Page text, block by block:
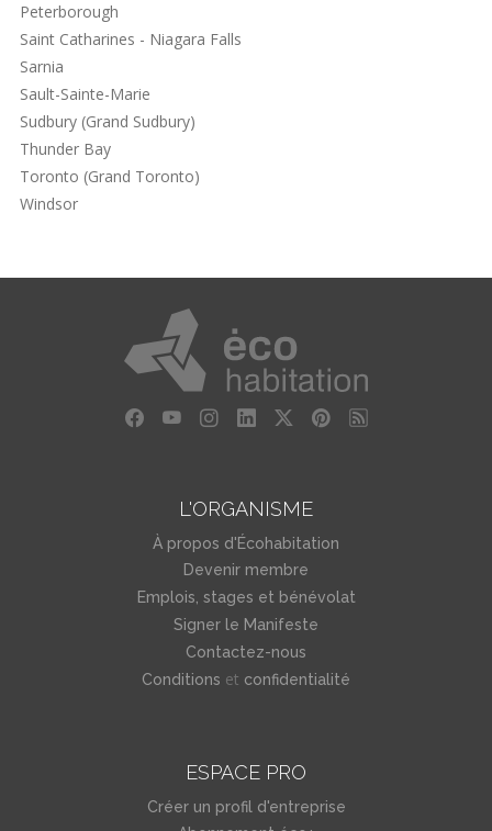
Peterborough
Saint Catharines - Niagara Falls
Sarnia
Sault-Sainte-Marie
Sudbury (Grand Sudbury)
Thunder Bay
Toronto (Grand Toronto)
Windsor
L'ORGANISME
À propos d'Écohabitation
Devenir membre
Emplois, stages et bénévolat
Signer le Manifeste
Contactez-nous
Conditions et confidentialité
ESPACE PRO
Créer un profil d'entreprise